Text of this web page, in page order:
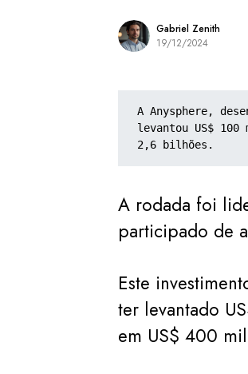
Gabriel Zenith
19/12/2024
A Anysphere,
levantou US$ 100
2,6 bilhões.
A rodada foi
participado de
Este
ter levantado
em US$ 400